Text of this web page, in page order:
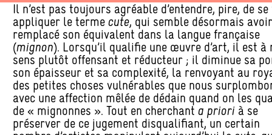
Il n’est pas toujours agréable d’entendre, pire, de
appliquer le terme cute, qui semble désormais avoir
remplacé son équivalent dans la langue française
(mignon). Lorsqu’il qualifie une œuvre d’art, il est à
sens plutôt offensant et réducteur ; il diminue sa
son épaisseur et sa complexité, la renvoyant au
des petites choses vulnérables que nous
avec une affection mêlée de dédain quand on les
de « mignonnes ». Tout en cherchant a priori à se
préserver de ce jugement disqualifiant, un certain